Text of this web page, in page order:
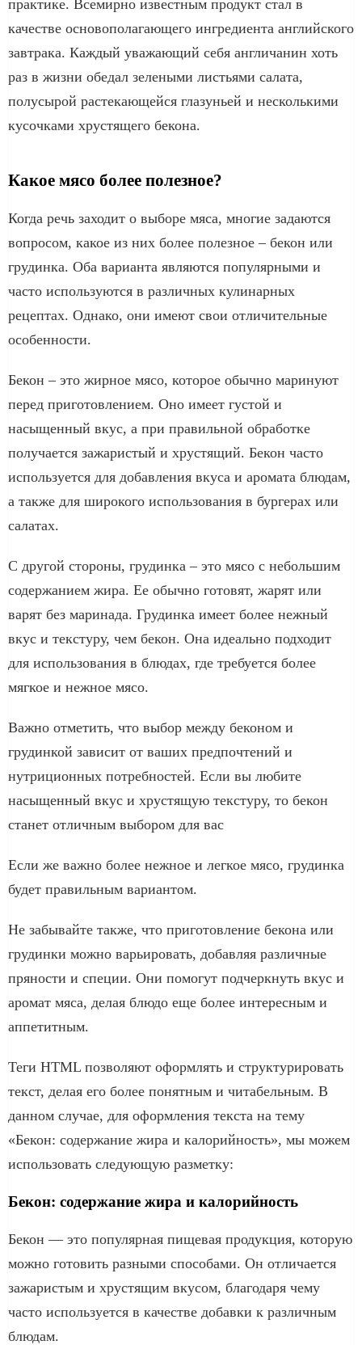
практике. Всемирно известным продукт стал в
качестве основополагающего ингредиента английского
завтрака. Каждый уважающий себя англичанин хоть
раз в жизни обедал зелеными листьями салата,
полусырой растекающейся глазуньей и несколькими
кусочками хрустящего бекона.
Какое мясо более полезное?
Когда речь заходит о выборе мяса, многие задаются
вопросом, какое из них более полезное – бекон или
грудинка. Оба варианта являются популярными и
часто используются в различных кулинарных
рецептах. Однако, они имеют свои отличительные
особенности.
Бекон – это жирное мясо, которое обычно маринуют
перед приготовлением. Оно имеет густой и
насыщенный вкус, а при правильной обработке
получается зажаристый и хрустящий. Бекон часто
используется для добавления вкуса и аромата блюдам,
а также для широкого использования в бургерах или
салатах.
С другой стороны, грудинка – это мясо с небольшим
содержанием жира. Ее обычно готовят, жарят или
варят без маринада. Грудинка имеет более нежный
вкус и текстуру, чем бекон. Она идеально подходит
для использования в блюдах, где требуется более
мягкое и нежное мясо.
Важно отметить, что выбор между беконом и
грудинкой зависит от ваших предпочтений и
нутриционных потребностей. Если вы любите
насыщенный вкус и хрустящую текстуру, то бекон
станет отличным выбором для вас
Если же важно более нежное и легкое мясо, грудинка
будет правильным вариантом.
Не забывайте также, что приготовление бекона или
грудинки можно варьировать, добавляя различные
пряности и специи. Они помогут подчеркнуть вкус и
аромат мяса, делая блюдо еще более интересным и
аппетитным.
Теги HTML позволяют оформлять и структурировать
текст, делая его более понятным и читабельным. В
данном случае, для оформления текста на тему
«Бекон: содержание жира и калорийность», мы можем
использовать следующую разметку:
Бекон: содержание жира и калорийность
Бекон — это популярная пищевая продукция, которую
можно готовить разными способами. Он отличается
зажаристым и хрустящим вкусом, благодаря чему
часто используется в качестве добавки к различным
блюдам.